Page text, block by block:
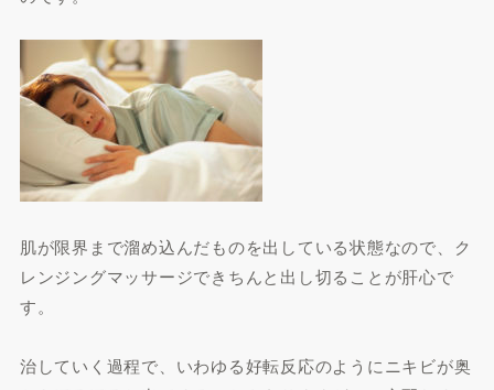
肌が限界まで溜め込んだものを出している状態なので、ク
レンジングマッサージできちんと出し切ることが肝心で
す。
治していく過程で、いわゆる好転反応のようにニキビが奥